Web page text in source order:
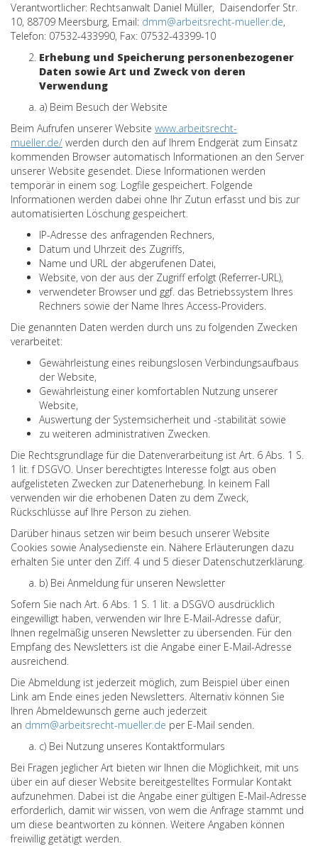
Verantwortlicher: Rechtsanwalt Daniel Müller, Daisendorfer Str.
10, 88709 Meersburg, Email: dmm@arbeitsrecht-mueller.de,
Telefon: 07532-433990, Fax: 07532-43399-10
Erhebung und Speicherung personenbezogener
Daten sowie Art und Zweck von deren
Verwendung
a) Beim Besuch der Website
Beim Aufrufen unserer Website www.arbeitsrecht-
mueller.de/ werden durch den auf Ihrem Endgerät zum Einsatz
kommenden Browser automatisch Informationen an den Server
unserer Website gesendet. Diese Informationen werden
temporär in einem sog. Logfile gespeichert. Folgende
Informationen werden dabei ohne Ihr Zutun erfasst und bis zur
automatisierten Löschung gespeichert.
IP-Adresse des anfragenden Rechners,
Datum und Uhrzeit des Zugriffs,
Name und URL der abgerufenen Datei,
Website, von der aus der Zugriff erfolgt (Referrer-URL),
verwendeter Browser und ggf. das Betriebssystem Ihres
Rechners sowie der Name Ihres Access-Providers.
Die genannten Daten werden durch uns zu folgenden Zwecken
verarbeitet:
Gewährleistung eines reibungslosen Verbindungsaufbaus
der Website,
Gewährleistung einer komfortablen Nutzung unserer
Website,
Auswertung der Systemsicherheit und -stabilität sowie
zu weiteren administrativen Zwecken.
Die Rechtsgrundlage für die Datenverarbeitung ist Art. 6 Abs. 1 S.
1 lit. f DSGVO. Unser berechtigtes Interesse folgt aus oben
aufgelisteten Zwecken zur Datenerhebung. In keinem Fall
verwenden wir die erhobenen Daten zu dem Zweck,
Rückschlüsse auf Ihre Person zu ziehen.
Darüber hinaus setzen wir beim besuch unserer Website
Cookies sowie Analysedienste ein. Nähere Erläuterungen dazu
erhalten Sie unter den Ziff. 4 und 5 dieser Datenschutzerklärung.
b) Bei Anmeldung für unseren Newsletter
Sofern Sie nach Art. 6 Abs. 1 S. 1 lit. a DSGVO ausdrücklich
eingewilligt haben, verwenden wir Ihre E-Mail-Adresse dafür,
Ihnen regelmäßig unseren Newsletter zu übersenden. Für den
Empfang des Newsletters ist die Angabe einer E-Mail-Adresse
ausreichend.
Die Abmeldung ist jederzeit möglich, zum Beispiel über einen
Link am Ende eines jeden Newsletters. Alternativ können Sie
Ihren Abmeldewunsch gerne auch jederzeit
an dmm@arbeitsrecht-mueller.de per E-Mail senden.
c) Bei Nutzung unseres Kontaktformulars
Bei Fragen jeglicher Art bieten wir Ihnen die Möglichkeit, mit uns
über ein auf dieser Website bereitgestelltes Formular Kontakt
aufzunehmen. Dabei ist die Angabe einer gültigen E-Mail-Adresse
erforderlich, damit wir wissen, von wem die Anfrage stammt und
um diese beantworten zu können. Weitere Angaben können
freiwillig getätigt werden.